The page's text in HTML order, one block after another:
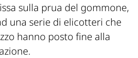
sulla prua del gommone,
una serie di elicotteri che
hanno posto fine alla